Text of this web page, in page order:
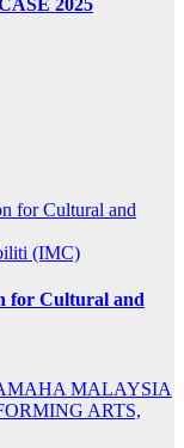
2025
(IMC)
for Cultural and